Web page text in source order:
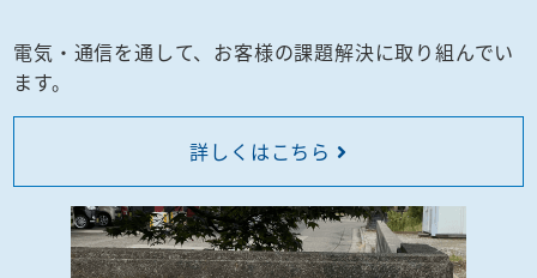
電気・通信を通して、お客様の課題解決に取り組んでい
ます。
詳しくはこちら